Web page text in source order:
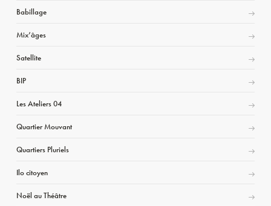
Babillage
Mix’âges
Satellite
BIP
Les Ateliers 04
Quartier Mouvant
Quartiers Pluriels
Ilo citoyen
Noël au Théâtre